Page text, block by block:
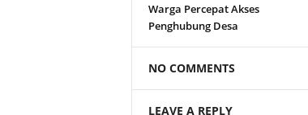
Warga Percepat Akses
Penghubung Desa
NO COMMENTS
LEAVE A REPLY